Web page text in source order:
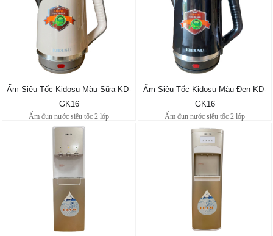
Ấm Siêu Tốc Kidosu Màu Sữa KD-
GK16
Ấm đun nước siêu tốc 2 lớp
Liên hệ
Ấm Siêu Tốc Kidosu Màu Đen KD-
GK16
Ấm đun nước siêu tốc 2 lớp
Liên hệ